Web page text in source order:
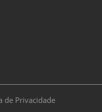
de Privacidade